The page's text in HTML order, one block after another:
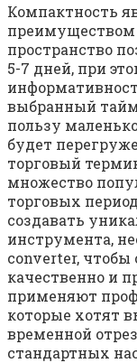
Компактность
преимуществом
пространство
5-7 дней, при
выбранный
пользу
будет
торговый
множество
торговых
создавать
инструмента,
converter, чтобы
качественно и
применяют
которые хотят
временной
стандартных